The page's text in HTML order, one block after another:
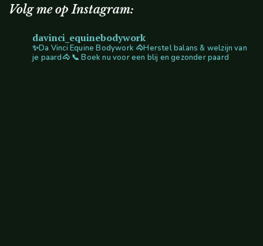
Volg me op Instagram:
davinci_equinebodywork
✨Da Vinci Equine Bodywork 🐴Herstel balans & welzijn van
je paard🐴📞 Boek nu voor een blij en gezonder paard